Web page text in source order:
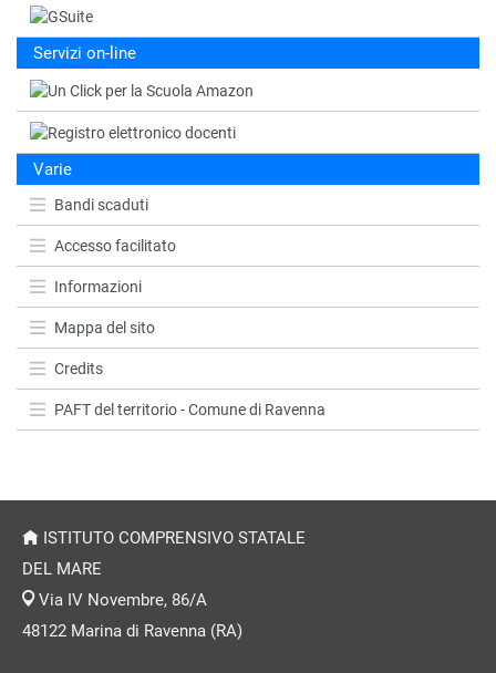
Servizi on-line
Varie
Bandi scaduti
Accesso facilitato
Informazioni
Mappa del sito
Credits
PAFT del territorio - Comune di Ravenna
ISTITUTO COMPRENSIVO STATALE
DEL MARE
Via IV Novembre, 86/A
48122 Marina di Ravenna (RA)